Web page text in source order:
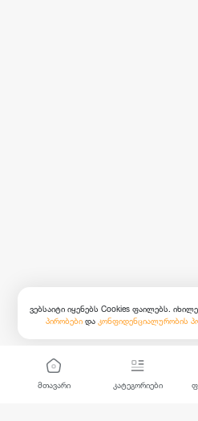
მთავარი კატეგორიები
ვებსაიტი იყენებს Cookies ფაილებს.
პირობები და კონფიდენციალურობის